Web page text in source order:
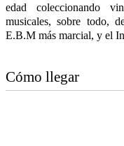
edad coleccionando
musicales, sobre todo,
E.B.M más marcial, y el
Cómo llegar